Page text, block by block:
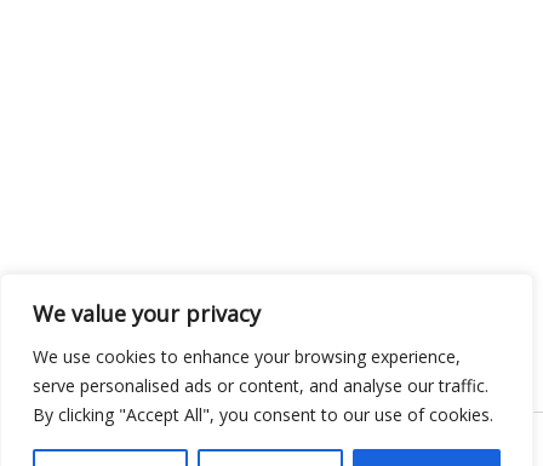
We value your privacy
We use cookies to enhance your browsing experience,
serve personalised ads or content, and analyse our traffic.
By clicking "Accept All", you consent to our use of cookies.